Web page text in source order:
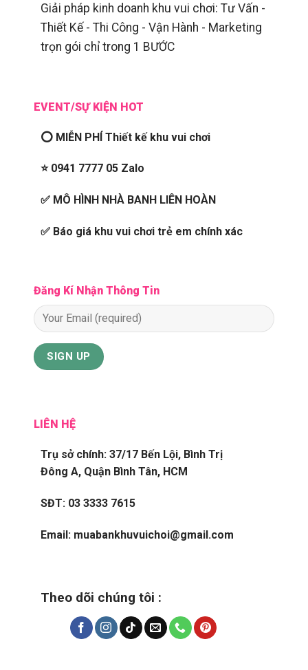
Giải pháp kinh doanh khu vui chơi: Tư Vấn -
Thiết Kế - Thi Công - Vận Hành - Marketing
trọn gói chỉ trong 1 BƯỚC
EVENT/SỰ KIỆN HOT
⭕ MIỄN PHÍ Thiết kế khu vui chơi
⭐ 0941 7777 05 Zalo
✅ MÔ HÌNH NHÀ BANH LIÊN HOÀN
✅ Báo giá khu vui chơi trẻ em chính xác
Đăng Kí Nhận Thông Tin
LIÊN HỆ
Trụ sở chính: 37/17 Bến Lội, Bình Trị
Đông A, Quận Bình Tân, HCM
SĐT: 03 3333 7615
Email: muabankhuvuichoi@gmail.com
Theo dõi chúng tôi :